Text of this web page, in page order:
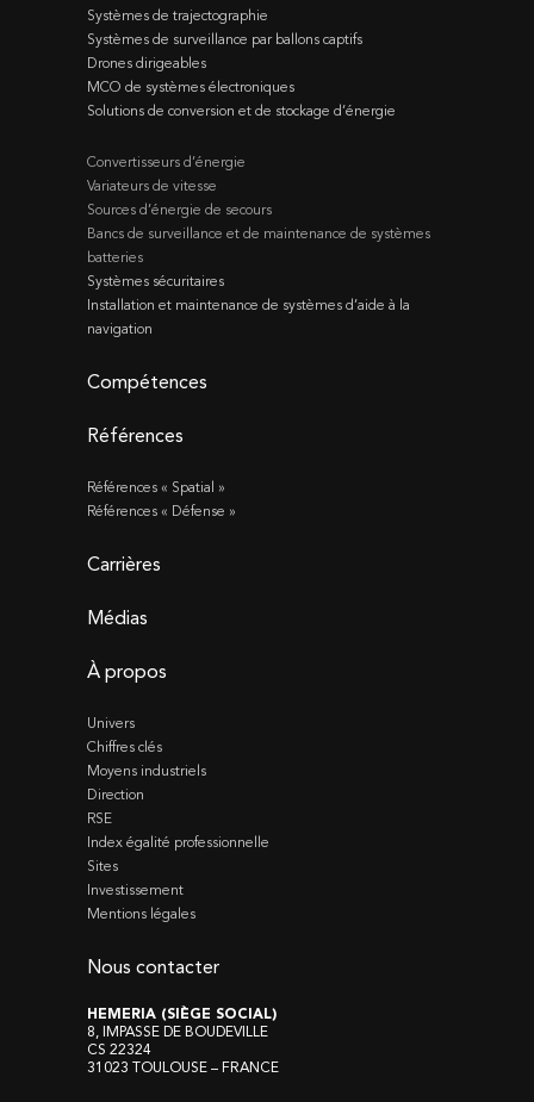
Systèmes de trajectographie
Systèmes de surveillance par ballons captifs
Drones dirigeables
MCO de systèmes électroniques
Solutions de conversion et de stockage d’énergie
Convertisseurs d’énergie
Variateurs de vitesse
Sources d’énergie de secours
Bancs de surveillance et de maintenance de systèmes
batteries
Systèmes sécuritaires
Installation et maintenance de systèmes d’aide à la
navigation
Compétences
Références
Références « Spatial »
Références « Défense »
Carrières
Médias
À propos
Univers
Chiffres clés
Moyens industriels
Direction
RSE
Index égalité professionnelle
Sites
Investissement
Mentions légales
Nous contacter
HEMERIA (SIÈGE SOCIAL)
8, IMPASSE DE BOUDEVILLE
CS 22324
31023 TOULOUSE – FRANCE